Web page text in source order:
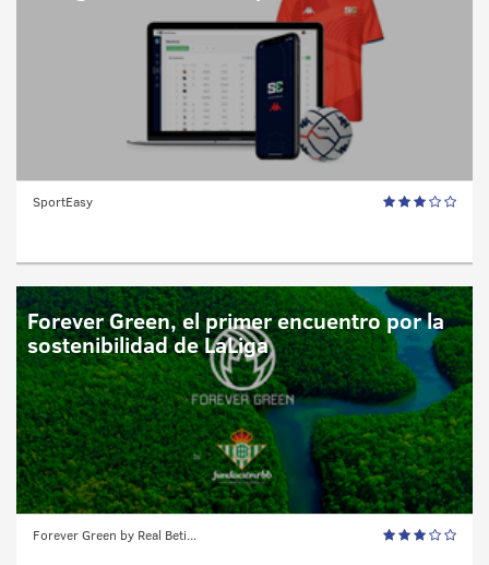
SportEasy
Forever Green, el primer encuentro por la
sostenibilidad de LaLiga
Forever Green by Real Beti...